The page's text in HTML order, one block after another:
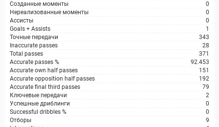
Созданные моменты
0
Нереализованные моменты
0
Ассисты
0
Goals + Assists
1
Точные передачи
343
Inaccurate passes
28
Total passes
371
Accurate passes %
92.453
Accurate own half passes
151
Accurate opposition half passes
192
Accurate final third passes
79
Ключевые передачи
2
Успешные дриблинги
0
Successful dribbles %
0
Отборы
9